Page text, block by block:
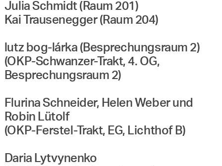
Julia Schmidt (Raum 201)
Kai Trausenegger (Raum 204)
lutz bog-lárka (Besprechungsraum 2)
(OKP-Schwanzer-Trakt, 4. OG,
Besprechungsraum 2)
Flurina Schneider, Helen Weber und
Robin Lütolf
(OKP-Ferstel-Trakt, EG, Lichthof B)
Daria Lytvynenko